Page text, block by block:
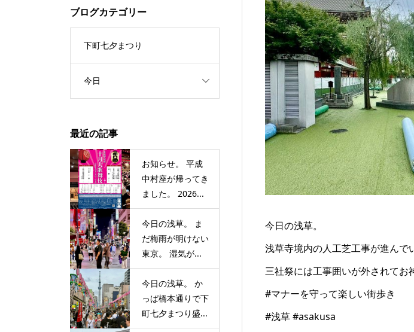
今日の浅草。
浅草寺境内の人工芝工事が進んで
三社祭には工事囲いが外されてお
#マナーを守って楽しい街歩き
#浅草 #asakusa
ブログカテゴリー
下町七夕まつり
今日
最近の記事
お知らせ。 平成
中村座が帰ってき
ました。 2026...
今日の浅草。 ま
だ梅雨が明けない
東京。 湿気が...
今日の浅草。 か
っぱ橋本通りで下
町七夕まつり盛...